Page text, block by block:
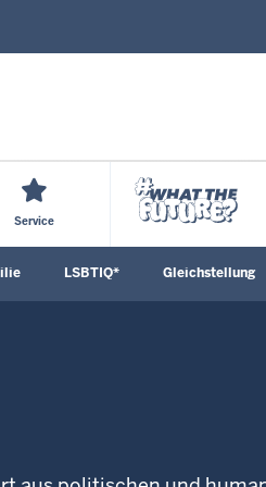
Service
LSBTIQ* Gleichstellung